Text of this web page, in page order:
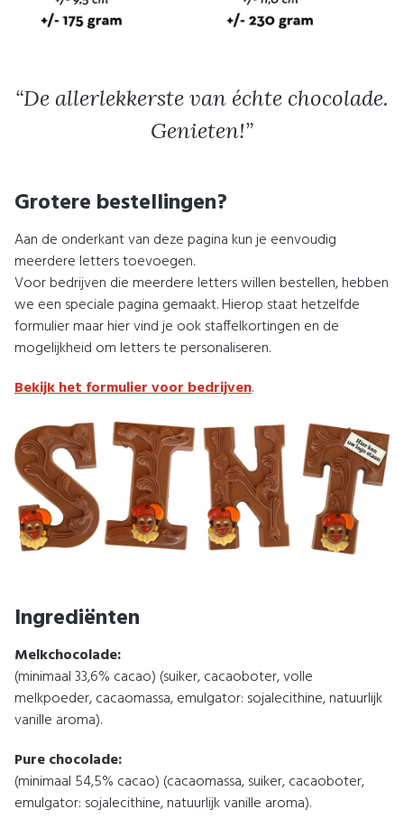
De allerlekkerste van échte chocolade.
Genieten!
Grotere bestellingen?
Aan de onderkant van deze pagina kun je eenvoudig
meerdere letters toevoegen.
Voor bedrijven die meerdere letters willen bestellen, hebben
we een speciale pagina gemaakt. Hierop staat hetzelfde
formulier maar hier vind je ook staffelkortingen en de
mogelijkheid om letters te personaliseren.
Bekijk het formulier voor bedrijven.
Ingrediënten
Melkchocolade:
(minimaal 33,6% cacao) (suiker, cacaoboter, volle
melkpoeder, cacaomassa, emulgator: sojalecithine, natuurlijk
vanille aroma).
Pure chocolade:
(minimaal 54,5% cacao) (cacaomassa, suiker, cacaoboter,
emulgator: sojalecithine, natuurlijk vanille aroma).